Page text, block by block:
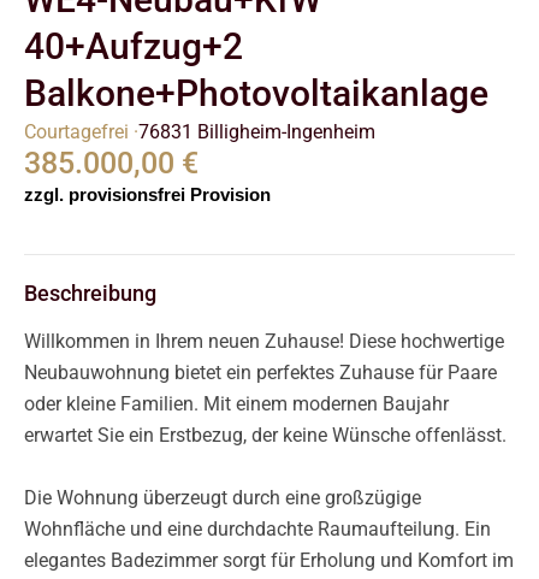
40+Aufzug+2
Balkone+Photovoltaikanlage
Courtagefrei ·76831 Billigheim-Ingenheim
385.000,00 €
zzgl. provisionsfrei Provision
Beschreibung
Willkommen in Ihrem neuen Zuhause! Diese hochwertige
Neubauwohnung bietet ein perfektes Zuhause für Paare
oder kleine Familien. Mit einem modernen Baujahr
erwartet Sie ein Erstbezug, der keine Wünsche offenlässt.
Die Wohnung überzeugt durch eine großzügige
Wohnfläche und eine durchdachte Raumaufteilung. Ein
elegantes Badezimmer sorgt für Erholung und Komfort im